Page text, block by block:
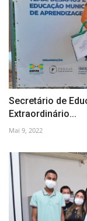
Secretário de
Extraordinário...
Mai 9, 2022